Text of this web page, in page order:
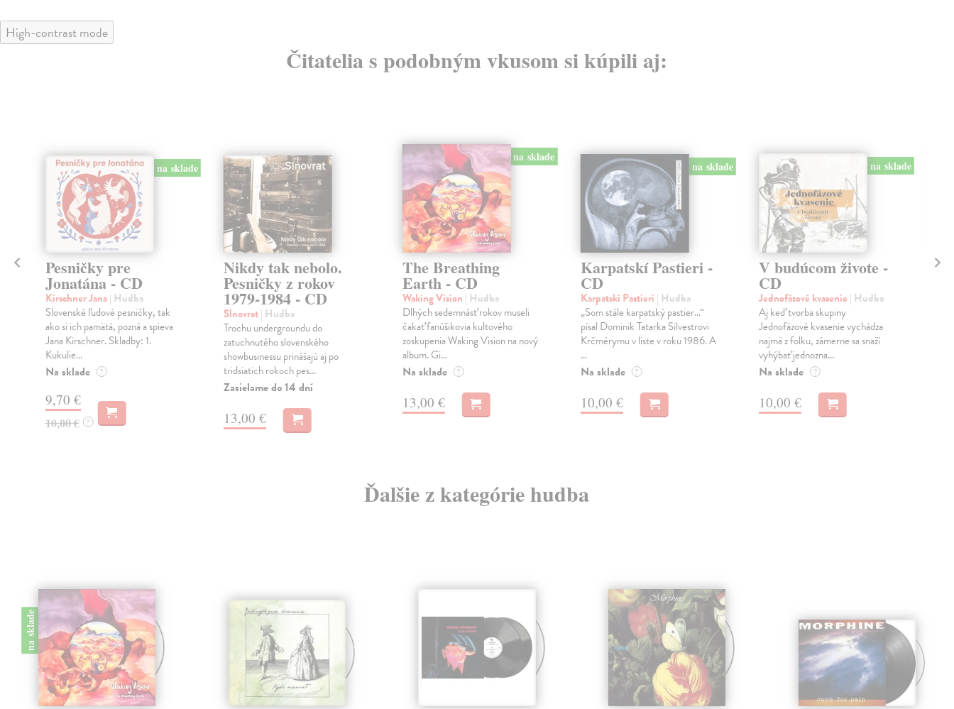
High-contrast mode
Čitatelia s podobným vkusom si kúpili aj:
na sklade
Pesničky pre
Jonatána - CD
Kirschner Jana| Hudba
Slovenské ľudové pesničky, tak
ako si ich pamätá, pozná a spieva
Jana Kirschner. Skladby: 1.
Kukulie...
Na sklade ?
9,70 €
10,00 € ?
Nikdy tak nebolo.
Pesničky z rokov
1979-1984 - CD
Slnovrat| Hudba
Trochu undergroundu do
zatuchnutého slovenského
showbusinessu prinášajú aj po
tridsiatich rokoch pes...
Zasielame do 14 dní
13,00 €
na sklade
The Breathing
Earth - CD
Waking Vision | Hudba
Dlhých sedemnásť rokov museli
čakať fanúšikovia kultového
zoskupenia Waking Vision na nový
album. Gi...
Na sklade ?
13,00 €
na sklade
Karpatskí Pastieri -
CD
Karpatskí Pastieri | Hudba
„Som stále karpatský pastier...“
písal Dominik Tatarka Silvestrovi
Krčmérymu v liste v roku 1986. A
...
Na sklade ?
10,00 €
na sklade
V budúcom živote -
CD
Jednofázové kvasenie | Hudba
Aj keď tvorba skupiny
Jednofázové kvasenie vychádza
najmä z folku, zámerne sa snaží
vyhýbať jednozna...
Na sklade ?
10,00 €
Ďalšie z kategórie hudba
na sklade